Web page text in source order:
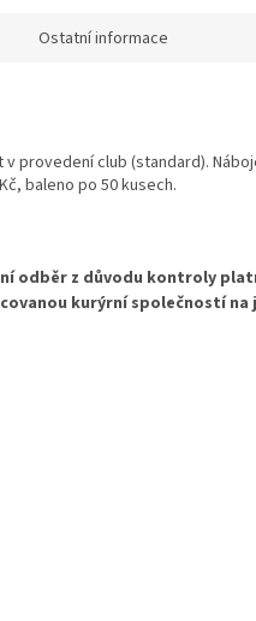
Ostatní informace
provedení club (standard).
baleno po 50 kusech.
odběr z důvodu kontroly
kurýrní společností